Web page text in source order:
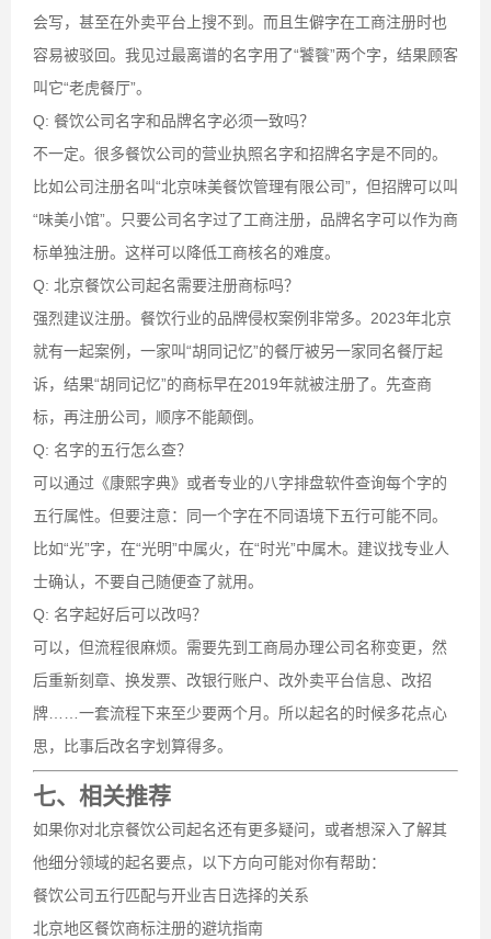
会写，甚至在外卖平台上搜不到。而且生僻字在工商注册时也
容易被驳回。我见过最离谱的名字用了“饕餮”两个字，结果顾客
叫它“老虎餐厅”。
Q: 餐饮公司名字和品牌名字必须一致吗？
不一定。很多餐饮公司的营业执照名字和招牌名字是不同的。
比如公司注册名叫“北京味美餐饮管理有限公司”，但招牌可以叫
“味美小馆”。只要公司名字过了工商注册，品牌名字可以作为商
标单独注册。这样可以降低工商核名的难度。
Q: 北京餐饮公司起名需要注册商标吗？
强烈建议注册。餐饮行业的品牌侵权案例非常多。2023年北京
就有一起案例，一家叫“胡同记忆”的餐厅被另一家同名餐厅起
诉，结果“胡同记忆”的商标早在2019年就被注册了。先查商
标，再注册公司，顺序不能颠倒。
Q: 名字的五行怎么查？
可以通过《康熙字典》或者专业的八字排盘软件查询每个字的
五行属性。但要注意：同一个字在不同语境下五行可能不同。
比如“光”字，在“光明”中属火，在“时光”中属木。建议找专业人
士确认，不要自己随便查了就用。
Q: 名字起好后可以改吗？
可以，但流程很麻烦。需要先到工商局办理公司名称变更，然
后重新刻章、换发票、改银行账户、改外卖平台信息、改招
牌……一套流程下来至少要两个月。所以起名的时候多花点心
思，比事后改名字划算得多。
七、相关推荐
如果你对北京餐饮公司起名还有更多疑问，或者想深入了解其
他细分领域的起名要点，以下方向可能对你有帮助：
餐饮公司五行匹配与开业吉日选择的关系
北京地区餐饮商标注册的避坑指南